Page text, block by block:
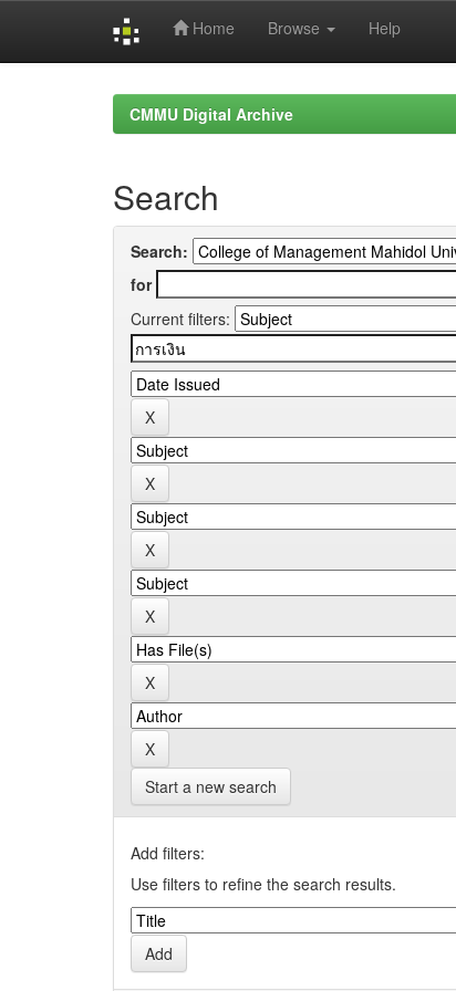
Home Browse Help
CMMU Digital Archive
Search
Search:
for
Current filters:
Start a new search
Add filters:
Use filters to refine the search results.